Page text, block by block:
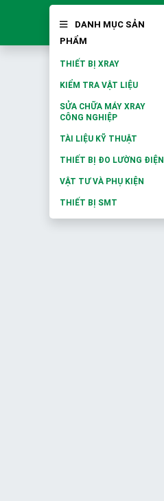
DANH MỤC SẢN
PHẨM
THIẾT BỊ XRAY
KIỂM TRA VẬT LIỆU
SỬA CHỮA MÁY XRAY
CÔNG NGHIỆP
TÀI LIỆU KỸ THUẬT
THIẾT BỊ ĐO LƯỜNG ĐIỆN
VẬT TƯ VÀ PHỤ KIỆN
THIẾT BỊ SMT